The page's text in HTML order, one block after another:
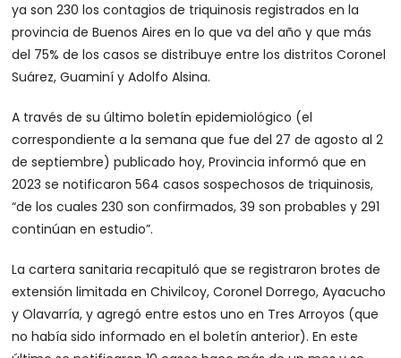
ya son 230 los contagios de triquinosis registrados en la
provincia de Buenos Aires en lo que va del año y que más
del 75% de los casos se distribuye entre los distritos Coronel
Suárez, Guaminí y Adolfo Alsina.
A través de su último boletín epidemiológico (el
correspondiente a la semana que fue del 27 de agosto al 2
de septiembre) publicado hoy, Provincia informó que en
2023 se notificaron 564 casos sospechosos de triquinosis,
“de los cuales 230 son confirmados, 39 son probables y 291
continúan en estudio”.
La cartera sanitaria recapituló que se registraron brotes de
extensión limitada en Chivilcoy, Coronel Dorrego, Ayacucho
y Olavarría, y agregó entre estos uno en Tres Arroyos (que
no había sido informado en el boletín anterior). En este